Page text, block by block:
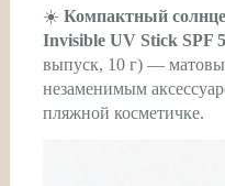
☀️ Компактный
Invisible UV Stick SPF
выпуск, 10 г) —
незаменимым
пляжной косметичке.